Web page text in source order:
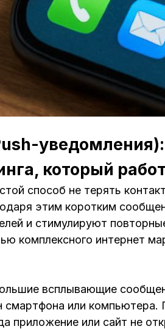
который
способ не терять
этим коротким
и стимулируют
комплексного интернет
всплывающие
смартфона или
приложение или сайт не